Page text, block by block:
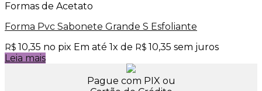
Formas de Acetato
Forma Pvc Sabonete Grande S Esfoliante
R$ 10,35 no pix Em até 1x de R$ 10,35 sem juros
Leia mais
Pague com PIX ou